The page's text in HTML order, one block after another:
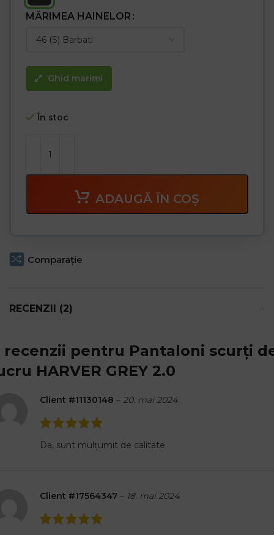
MĂRIMEA HAINELOR
Ghid marimi
În stoc
ADAUGĂ ÎN COȘ
Comparaţie
RECENZII (2)
recenzii pentru Pantaloni scurți
HARVER GREY 2.0
Client #11130148 – 20. mai 2024
Da, sunt mulțumit de calitate
Client #17564347 – 18. mai 2024